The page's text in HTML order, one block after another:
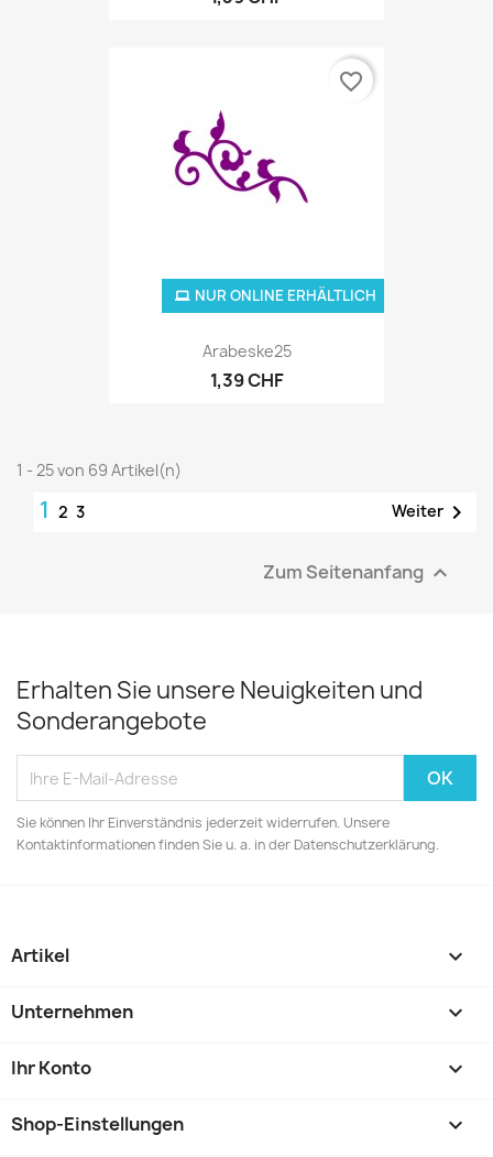
Arabeske25
1,39 CHF
NUR ONLINE ERHÄLTLICH
favorite_border
1 - 25 von 69 Artikel(n)
1 2 3 Weiter 
Zum Seitenanfang 
Erhalten Sie unsere Neuigkeiten und
Sonderangebote
Sie können Ihr Einverständnis jederzeit widerrufen. Unsere
Kontaktinformationen finden Sie u. a. in der Datenschutzerklärung.
Artikel 
Unternehmen 
Ihr Konto 
Shop-Einstellungen keyboard_arrow_down